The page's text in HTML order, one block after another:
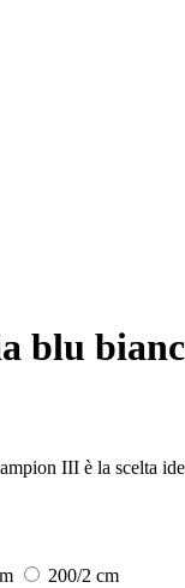
blu
III è la scelta
200/2 cm